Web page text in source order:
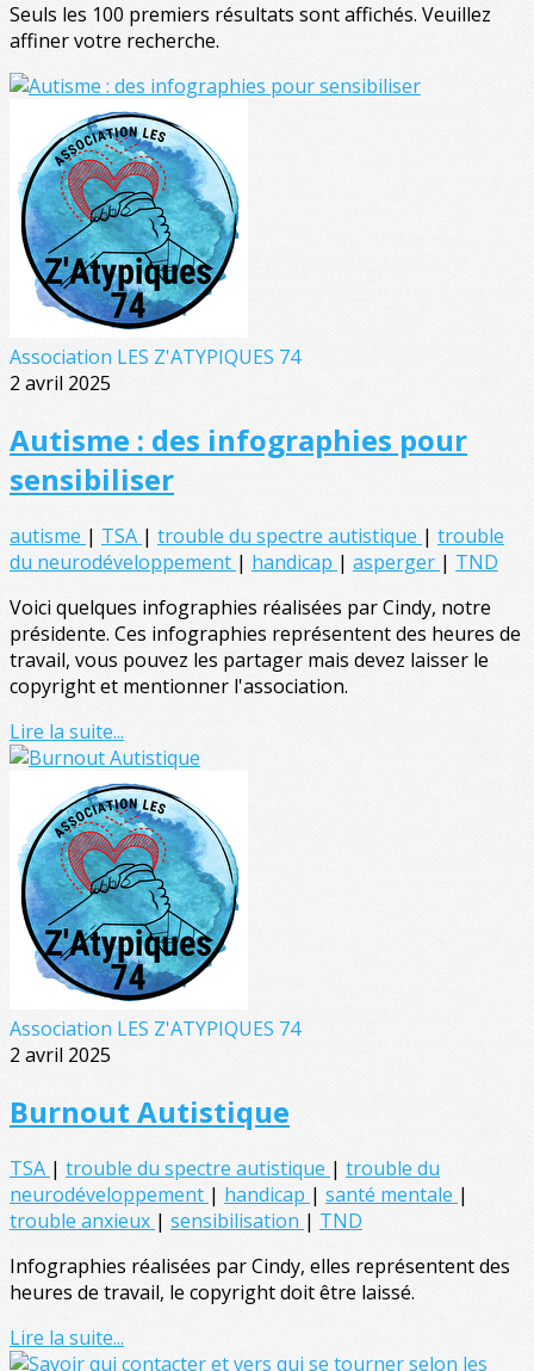
Seuls les 100 premiers résultats sont affichés. Veuillez
affiner votre recherche.
Association LES Z'ATYPIQUES 74
2 avril 2025
Autisme : des infographies pour
sensibiliser
autisme | TSA | trouble du spectre autistique | trouble
du neurodéveloppement | handicap | asperger | TND
Voici quelques infographies réalisées par Cindy, notre
présidente. Ces infographies représentent des heures de
travail, vous pouvez les partager mais devez laisser le
copyright et mentionner l'association.
Lire la suite...
Association LES Z'ATYPIQUES 74
2 avril 2025
Burnout Autistique
TSA | trouble du spectre autistique | trouble du
neurodéveloppement | handicap | santé mentale |
trouble anxieux | sensibilisation | TND
Infographies réalisées par Cindy, elles représentent des
heures de travail, le copyright doit être laissé.
Lire la suite...